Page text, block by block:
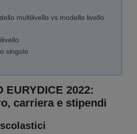
multilivello vs modello livello
singolo
EURYDICE 2022:
carriera e stipendi